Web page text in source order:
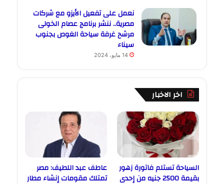
نعمل على تفعيل الأيزو مع شركات
مصرية.. ننشر برنامج عصام الخولى
مرشح غرفة سياحة الغوص بجنوب
سيناء
14 مايو، 2024
اخر الاخبار
السياحة تستلم فاتورة زهور
بقيمة 2500 جنيه من إحدى
عاطف عبد اللطيف: مصر
تمتلك مقومات إنشاء مطار